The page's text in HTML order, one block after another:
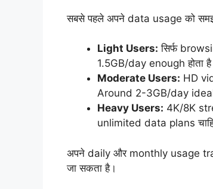
सबसे पहले अपने data usage को
Light Users: सिर्फ
1.5GB/day enough होता
Moderate Users: HD
Around 2-3GB/day
Heavy Users: 4K/8K
unlimited data plans
अपने daily और monthly usage
जा सकता है।